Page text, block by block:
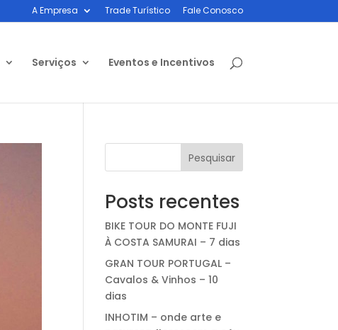
A Empresa Trade Turístico Fale Conosco
Serviços Eventos e Incentivos
Pesquisar
Posts recentes
BIKE TOUR DO MONTE FUJI
À COSTA SAMURAI – 7 dias
GRAN TOUR PORTUGAL –
Cavalos & Vinhos – 10
dias
INHOTIM – onde arte e